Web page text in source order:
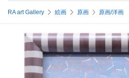
RA art Gallery 絵画 原画 原画/洋画